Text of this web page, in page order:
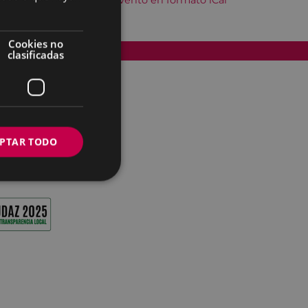
Accesibilidad
Cookies no
clasificadas
TODO